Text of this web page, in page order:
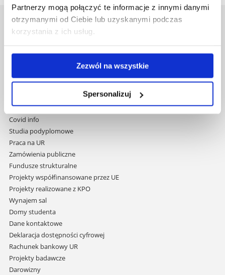
Partnerzy mogą połączyć te informacje z innymi danymi
otrzymanymi od Ciebie lub uzyskanymi podczas
korzystania z ich usług.
Zezwól na wszystkie
Spersonalizuj
Uniwersytet Rzeszowski
nawigację
przejdź
do
treści
Mapa serwisu
Wydawnictwo
Covid info
Studia podyplomowe
Praca na UR
Zamówienia publiczne
Fundusze strukturalne
Projekty współfinansowane przez UE
Projekty realizowane z KPO
Wynajem sal
Domy studenta
Dane kontaktowe
Deklaracja dostępności cyfrowej
Rachunek bankowy UR
Projekty badawcze
Darowizny